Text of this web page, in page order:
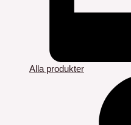
Alla produkter